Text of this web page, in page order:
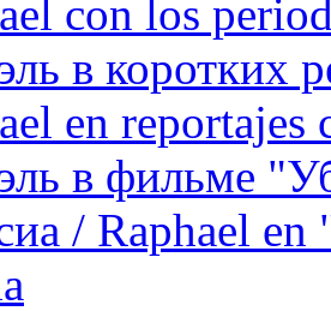
con los
в коротких
en reportajes
в фильме
/ Raphael